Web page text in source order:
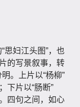
思妇江头图”，也
的写景叙事，转
。上片以“杨柳”
下片以“肠断”
四句之间，如心